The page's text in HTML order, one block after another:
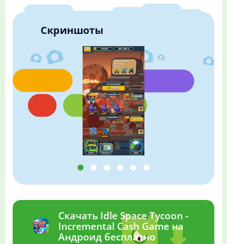
Скриншоты
Скачать Idle Space Tycoon -
Incremental Cash Game на
Андроид бесплатно